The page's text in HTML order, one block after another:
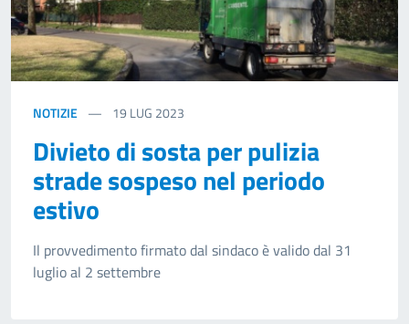
NOTIZIE 19 LUG 2023
Divieto di sosta per pulizia
strade sospeso nel periodo
estivo
Il provvedimento firmato dal sindaco è valido dal 31
luglio al 2 settembre